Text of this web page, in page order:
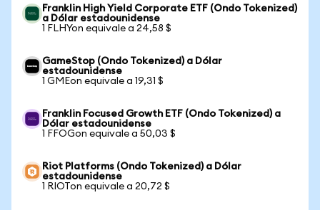
Franklin High Yield Corporate ETF (Ondo Tokenized)
a Dólar estadounidense
1 FLHYon equivale a 24,58 $
GameStop (Ondo Tokenized) a Dólar
estadounidense
1 GMEon equivale a 19,31 $
Franklin Focused Growth ETF (Ondo Tokenized) a
Dólar estadounidense
1 FFOGon equivale a 50,03 $
Riot Platforms (Ondo Tokenized) a Dólar
estadounidense
1 RIOTon equivale a 20,72 $